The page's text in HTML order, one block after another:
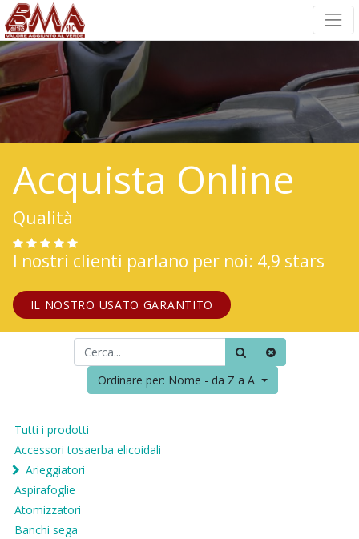
Acquista Online
Qualità
I nostri clienti parlano per noi: 4,9 stars
IL NOSTRO USATO GARANTITO
Ordinare per: Nome - da Z a A
Tutti i prodotti
Accessori tosaerba elicoidali
Arieggiatori
Aspirafoglie
Atomizzatori
Banchi sega